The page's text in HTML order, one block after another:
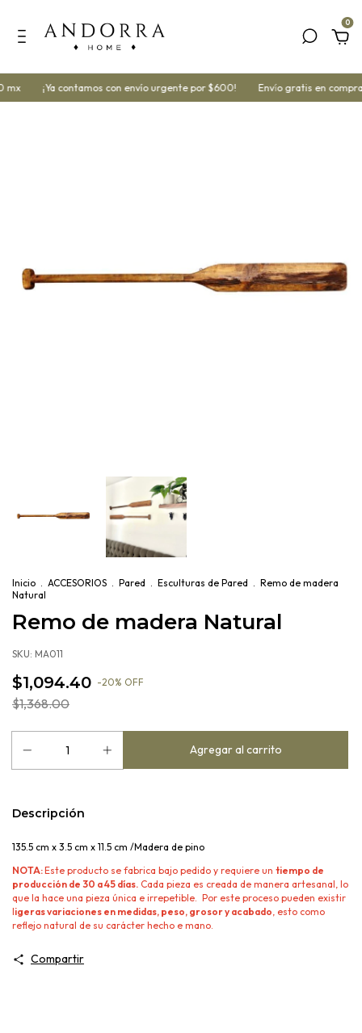
0
mx ¡Ya contamos con envío urgente por $600! Envío gratis en
Inicio . ACCESORIOS . Pared . Esculturas de Pared . Remo de madera
Natural
Remo de madera Natural
SKU: MA011
$1,094.40 -20% OFF
$1,368.00
Descripción
135.5 cm x 3.5 cm x 11.5 cm /Madera de pino
NOTA:Este producto se fabrica bajo pedido y requiere un tiempo de
producción de 30 a 45 días. Cada pieza es creada de manera artesanal, lo
que la hace una pieza única e irrepetible. Por este proceso pueden existir
ligeras variaciones en medidas, peso, grosor y acabado, esto como
reflejo natural de su carácter hecho e mano.
Compartir